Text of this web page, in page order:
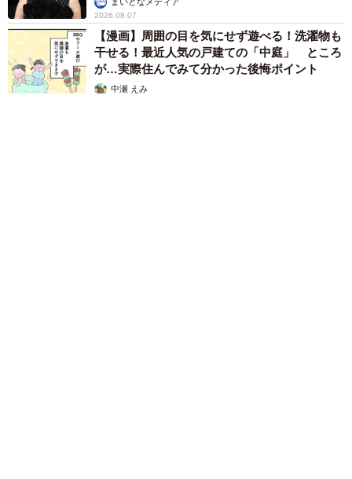
2026.08.07
【漫画】周囲の目を気にせず遊べる！洗濯物も
干せる！最近人気の戸建ての「中庭」 ところ
が…実際住んでみて分かった後悔ポイント
中瀬 えみ